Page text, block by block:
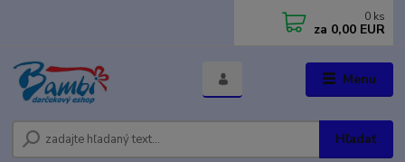
Menu
Hľadať
0 ks
za 0,00 EUR